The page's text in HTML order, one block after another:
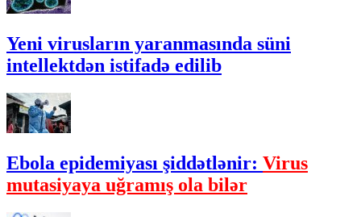
Yeni virusların yaranmasında süni
intellektdən istifadə edilib
Ebola epidemiyası şiddətlənir: Virus
mutasiyaya uğramış ola bilər